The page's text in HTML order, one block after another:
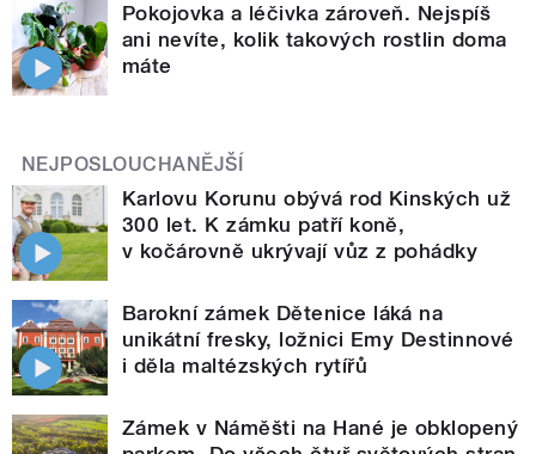
Pokojovka a léčivka zároveň. Nejspíš
ani nevíte, kolik takových rostlin doma
máte
NEJPOSLOUCHANĚJŠÍ
Karlovu Korunu obývá rod Kinských už
300 let. K zámku patří koně,
v kočárovně ukrývají vůz z pohádky
Barokní zámek Dětenice láká na
unikátní fresky, ložnici Emy Destinnové
i děla maltézských rytířů
Zámek v Náměšti na Hané je obklopený